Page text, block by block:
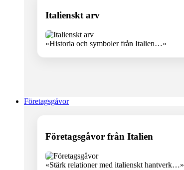
Italienskt arv
«Historia och symboler från Italien…»
Företagsgåvor
Företagsgåvor från Italien
«Stärk relationer med italienskt hantverk…»